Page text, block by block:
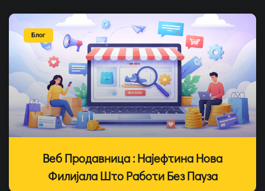
Блог
Веб Продавница : Најефтина Нова
Филијала Што Работи Без Пауза